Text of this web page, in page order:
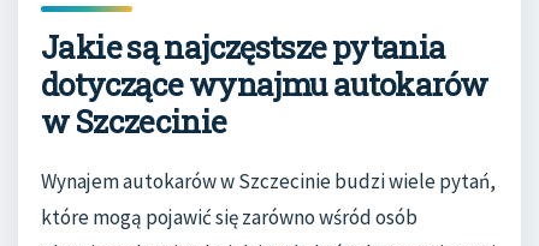
Jakie są najczęstsze pytania
dotyczące wynajmu autokarów
w Szczecinie
Wynajem autokarów w Szczecinie budzi wiele pytań,
które mogą pojawić się zarówno wśród osób